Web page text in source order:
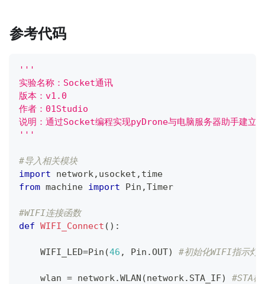
参考代码
'''
实验名称：Socket通讯
版本：v1.0
作者：01Studio
说明：通过Socket编程实现pyDrone与电脑服务器助手建立
'''
#导入相关模块
import network, usocket , time
from machine import Pin ,Timer
#WIFI连接函数
def WIFI_Connect ( ) :
    WIFI_LED
=Pin (46 , Pin .OUT) #初始化WIFI指示灯
    wlan
= network.WLAN (network. STA_IF)
#STA模